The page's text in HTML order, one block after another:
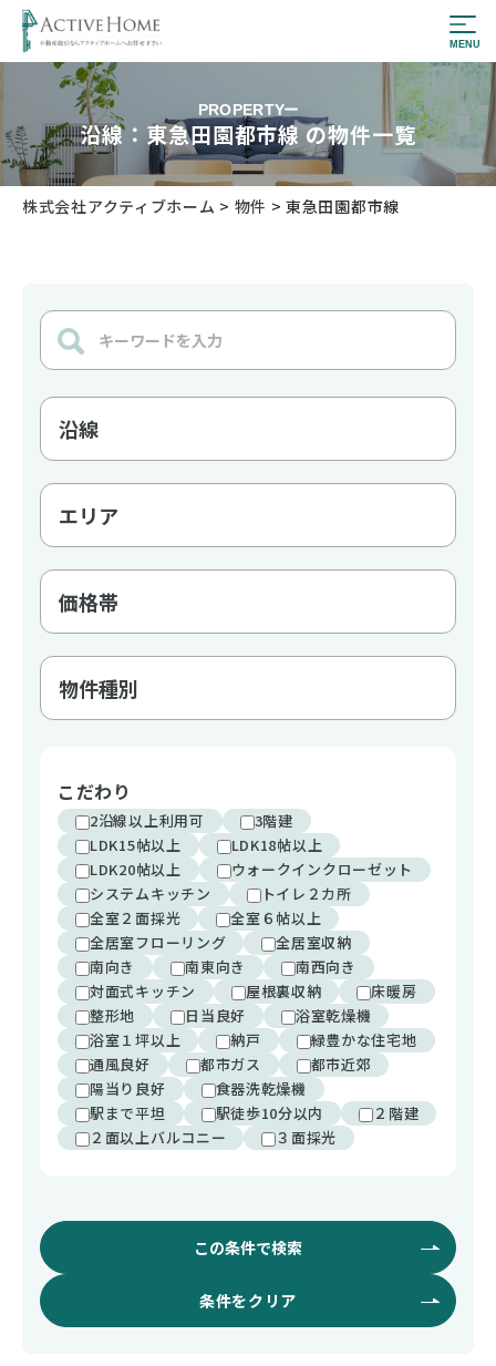
PROPERTY
沿線：東急田園都市線 の物件一覧
株式会社アクティブホーム > 物件 >東急田園都市線
こだわり
2沿線以上利用可
3階建
LDK15帖以上
LDK18帖以上
LDK20帖以上
ウォークインクローゼット
システムキッチン
トイレ２カ所
全室２面採光
全室６帖以上
全居室フローリング
全居室収納
南向き
南東向き
南西向き
対面式キッチン
屋根裏収納
床暖房
整形地
日当良好
浴室乾燥機
浴室１坪以上
納戸
緑豊かな住宅地
通風良好
都市ガス
都市近郊
陽当り良好
食器洗乾燥機
駅まで平坦
駅徒歩10分以内
２階建
２面以上バルコニー
３面採光
この条件で検索
条件をクリア